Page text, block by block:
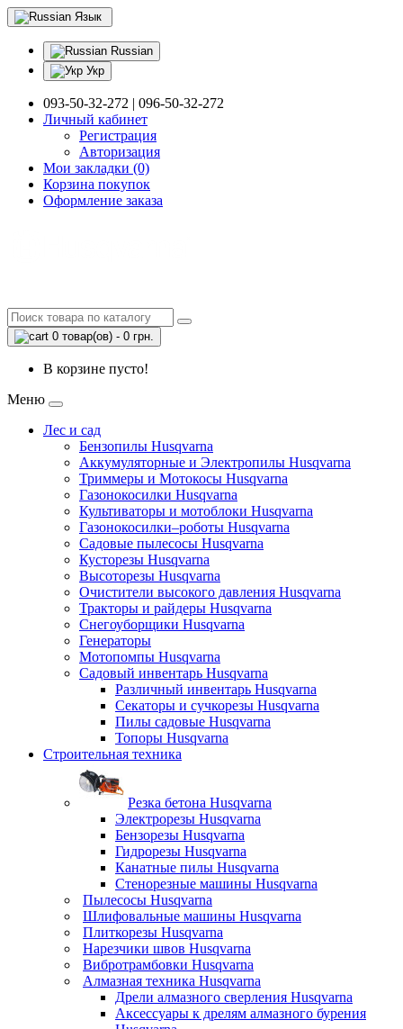
Язык
Russian
Укр
093-50-32-272 | 096-50-32-272
Личный кабинет
Регистрация
Авторизация
Мои закладки (0)
Корзина покупок
Оформление заказа
0 товар(ов) - 0 грн.
В корзине пусто!
Меню
Лес и сад
Бензопилы Husqvarna
Аккумуляторные и Электропилы Нusqvarna
Триммеры и Мотокосы Нusqvarna
Газонокосилки Husqvarna
Культиваторы и мотоблоки Husqvarna
Газонокосилки–роботы Husqvarna
Садовые пылесосы Husqvarna
Кусторезы Husqvarna
Высоторезы Husqvarna
Очистители высокого давления Husqvarna
Тракторы и райдеры Husqvarna
Снегоуборщики Husqvarna
Генераторы
Мотопомпы Husqvarna
Садовый инвентарь Husqvarna
Различный инвентарь Husqvarna
Секаторы и сучкорезы Husqvarna
Пилы садовые Husqvarna
Топоры Husqvarna
Строительная техника
Резка бетона Husqvarna
Электрорезы Husqvarna
Бензорезы Husqvarna
Гидрорезы Husqvarna
Канатные пилы Husqvarna
Стенорезные машины Husqvarna
Пылесосы Husqvarna
Шлифовальные машины Husqvarna
Плиткорезы Husqvarna
Нарезчики швов Husqvarna
Вибротрамбовки Husqvarna
Алмазная техника Husqvarna
Дрели алмазного сверления Husqvarna
Аксессуары к дрелям алмазного бурения